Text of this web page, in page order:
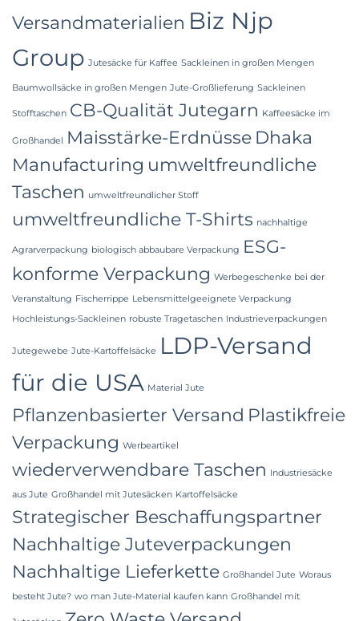
Versandmaterialien Biz Njp
Group Jutesäcke für Kaffee Sackleinen in großen Mengen
Baumwollsäcke in großen Mengen Jute-Großlieferung Sackleinen
Stofftaschen CB-Qualität Jutegarn Kaffeesäcke im
Großhandel Maisstärke-Erdnüsse Dhaka
Manufacturing umweltfreundliche
Taschen umweltfreundlicher Stoff
umweltfreundliche T-Shirts nachhaltige
Agrarverpackung biologisch abbaubare Verpackung ESG-
konforme Verpackung Werbegeschenke bei der
Veranstaltung Fischerrippe Lebensmittelgeeignete Verpackung
Hochleistungs-Sackleinen robuste Tragetaschen Industrieverpackungen
Jutegewebe Jute-Kartoffelsäcke
LDP-Versand
für die USA Material Jute
Pflanzenbasierter Versand Plastikfreie
Verpackung Werbeartikel
wiederverwendbare Taschen Industriesäcke
aus Jute Großhandel mit Jutesäcken Kartoffelsäcke
Strategischer Beschaffungspartner
Nachhaltige Juteverpackungen
Nachhaltige Lieferkette Großhandel Jute Woraus
besteht Jute? wo man Jute-Material kaufen kann Großhandel mit